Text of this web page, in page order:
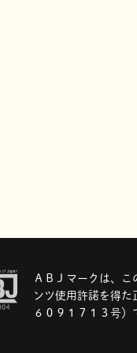
ＡＢＪマークは、
ンツ使用許諾を得
６０９１７１３号）